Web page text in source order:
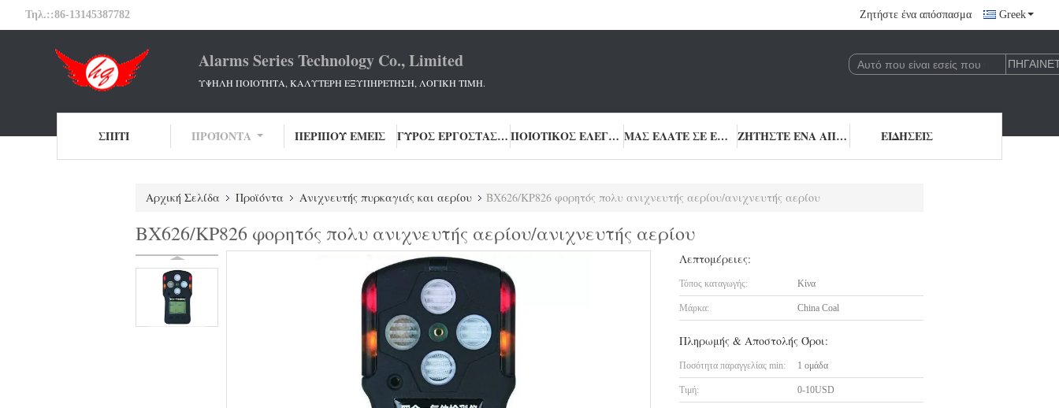
Τηλ.::86-13145387782 Ζητήστε ένα απόσπασμα Greek
Alarms Series Technology Co., Limited
ΥΨΗΛΗ ΠΟΙΟΤΗΤΑ, ΚΑΛΥΤΕΡΗ ΕΞΥΠΗΡΕΤΗΣΗ, ΛΟΓΙΚΗ ΤΙΜΗ.
ΣΠΊΤΙ ΠΡΟΪΌΝΤΑ ΠΕΡΊΠΟΥ ΕΜΕΊΣ ΓΎΡΟΣ ΕΡΓΟΣΤΑΣΊΩΝ ΠΟΙΟΤΙΚΌΣ ΈΛΕΓΧΟΣ ΜΑΣ ΕΛΆΤΕ ΣΕ ΕΠΑΦΉ ΜΕ ΖΗΤΉΣΤΕ ΈΝΑ ΑΠΌΣΠΑΣΜΑ ΕΙΔΉΣΕΙΣ
Αρχική Σελίδα Προϊόντα Ανιχνευτής πυρκαγιάς και αερίου BX626/KP826 φορητός πολυ ανιχνευτής αερίου/ανιχνευτής αερίου
BX626/KP826 φορητός πολυ ανιχνευτής αερίου/ανιχνευτής αερίου
Λεπτομέρειες:
Τόπος καταγωγής: Κίνα
Μάρκα: China Coal
Πληρωμής & Αποστολής Όροι:
Ποσότητα παραγγελίας min: 1 ομάδα
Τιμή: 0-10USD